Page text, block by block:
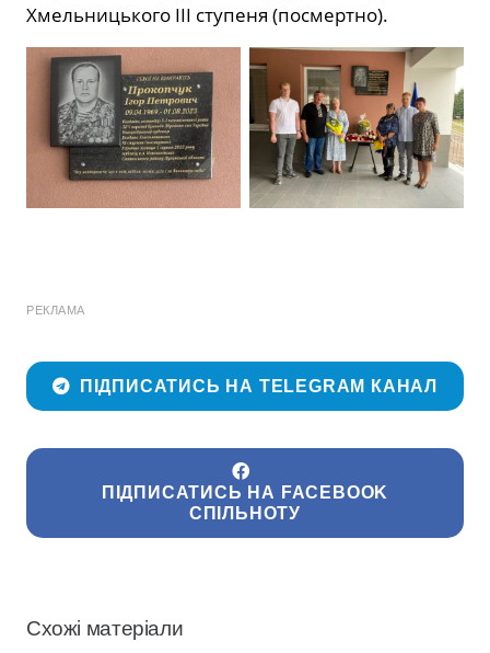
Хмельницького ІІІ ступеня (посмертно).
РЕКЛАМА
ПІДПИСАТИСЬ НА TELEGRAM КАНАЛ
ПІДПИСАТИСЬ НА FACEBOOK
СПІЛЬНОТУ
Схожі матеріали